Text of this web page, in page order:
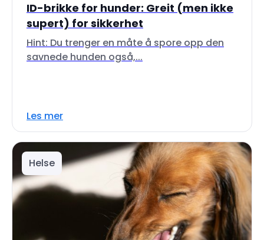
ID-brikke for hunder: Greit (men ikke
supert) for sikkerhet
Hint: Du trenger en måte å spore opp den
savnede hunden også,...
Les mer
Helse